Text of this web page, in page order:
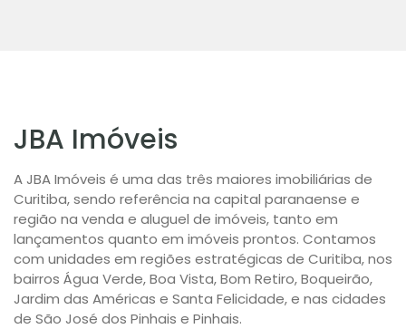
JBA Imóveis
A JBA Imóveis é uma das três maiores imobiliárias de
Curitiba, sendo referência na capital paranaense e
região na venda e aluguel de imóveis, tanto em
lançamentos quanto em imóveis prontos. Contamos
com unidades em regiões estratégicas de Curitiba, nos
bairros Água Verde, Boa Vista, Bom Retiro, Boqueirão,
Jardim das Américas e Santa Felicidade, e nas cidades
de São José dos Pinhais e Pinhais.